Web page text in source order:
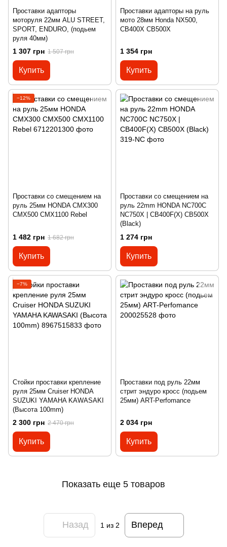
Проставки адапторы
моторуля 22мм ALU STREET,
SPORT, ENDURO, (подьем
руля 40мм)
1 307 грн 1 507 грн
Купить
Проставки адапторы на руль
мото 28мм Honda NX500,
CB400X CB500X
1 354 грн
Купить
−12%
Проставки со смещением на
руль 25мм HONDA CMX300
CMX500 CMX1100 Rebel
1 482 грн 1 682 грн
Купить
Проставки со смещением на
руль 22mm HONDA NC700C
NC750X | CB400F(X) CB500X
(Black)
1 274 грн
Купить
−7%
Стойки проставки крепление
руля 25мм Cruiser HONDA
SUZUKI YAMAHA KAWASAKI
(Высота 100mm)
2 300 грн 2 470 грн
Купить
Проставки под руль 22мм
стрит эндуро кросс (подьем
25мм) ART-Perfomance
2 034 грн
Купить
Показать еще 5 товаров
Назад 1 из 2 Вперед